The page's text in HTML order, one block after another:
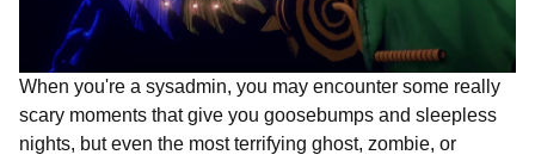
When you're a sysadmin, you may encounter some really
scary moments that give you goosebumps and sleepless
nights, but even the most terrifying ghost, zombie, or